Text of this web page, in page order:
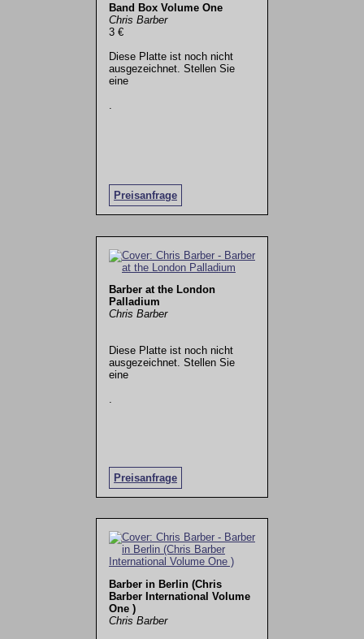
Band Box Volume One
Chris Barber
3 €
Diese Platte ist noch nicht
ausgezeichnet. Stellen Sie
eine
Preisanfrage
Barber at the London
Palladium
Chris Barber
Diese Platte ist noch nicht
ausgezeichnet. Stellen Sie
eine
Preisanfrage
.
Barber in Berlin (Chris
Barber International Volume
One )
Chris Barber